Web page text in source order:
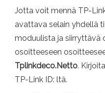
Jotta voit mennä TP-
avattava selain yhdellä
moduulista ja siirryttävä
osoitteeseen
Tplinkdeco.Netto.
TP-Link ID: ltä.